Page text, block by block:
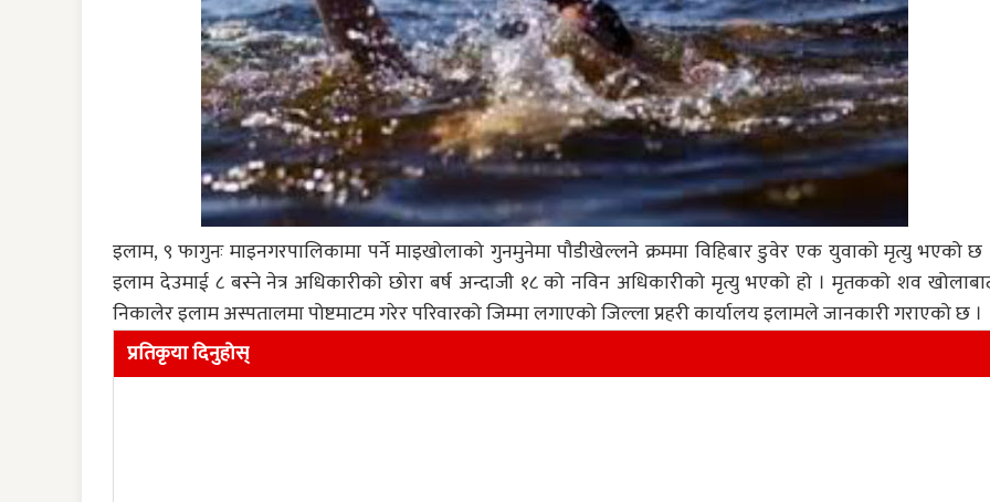
इलाम, ९ फागुनः माइनगरपालिकामा पर्ने माइखोलाको गुनमुनेमा पौडीखेल्लने क्रममा विहिबार डुवेर एक युवाको मृत्यु भएको छ
इलाम देउमाई ८ बस्ने नेत्र अधिकारीको छोरा बर्ष अन्दाजी १८ को नविन अधिकारीको मृत्यु भएको हो । मृतकको शव
निकालेर इलाम अस्पतालमा पोष्टमाटम गरेर परिवारको जिम्मा लगाएको जिल्ला प्रहरी कार्यालय इलामले जानकारी गराएको छ ।
प्रतिकृया दिनुहोस्